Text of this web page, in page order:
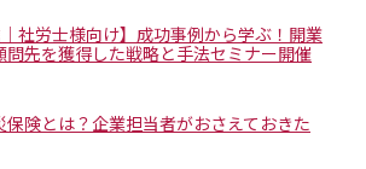
｜社労士様向け】成功事例から学ぶ！開業
先を獲得した戦略と手法セミナー開催
保険とは？企業担当者がおさえておきた